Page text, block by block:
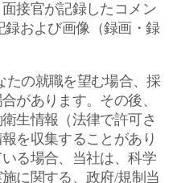
接官が記録したコメン
録および画像（録画・録
たの就職を望む場合、採
があります。その後、
生情報（法律で許可さ
を収集することがあり
る場合、当社は、科学
に関する、政府/規制当